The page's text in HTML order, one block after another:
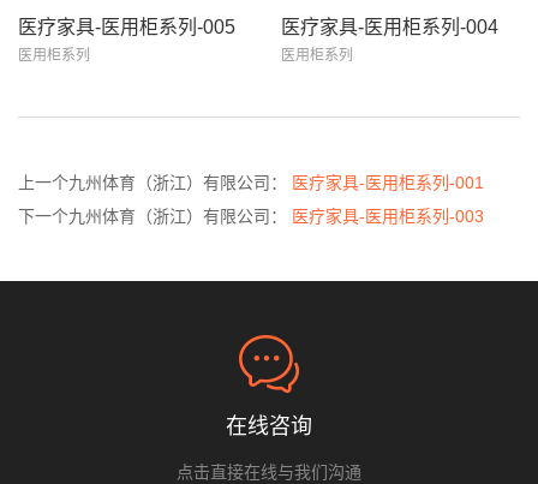
医疗家具-医用柜系列-005
医用柜系列
医疗家具-医用柜系列-004
医用柜系列
上一个九州体育（浙江）有限公司：
医疗家具-医用柜系列-001
下一个九州体育（浙江）有限公司：
医疗家具-医用柜系列-003
在线咨询
点击直接在线与我们沟通